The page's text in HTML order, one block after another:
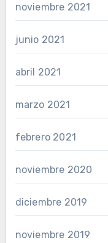
noviembre 2021
junio 2021
abril 2021
marzo 2021
febrero 2021
noviembre 2020
diciembre 2019
noviembre 2019